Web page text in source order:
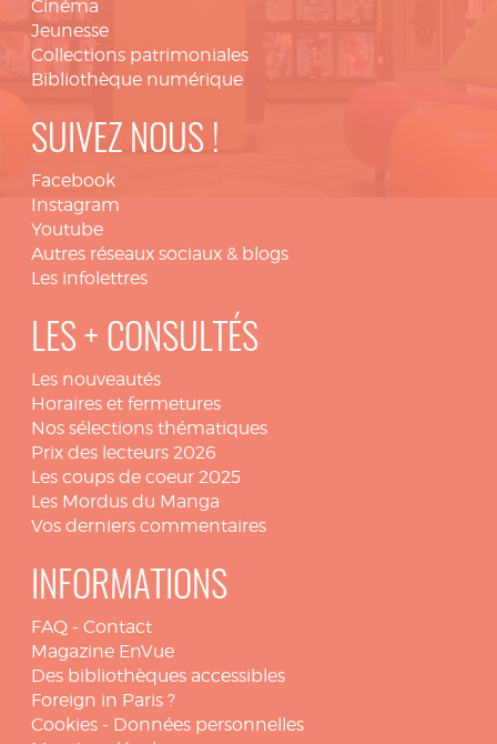
Cinéma
Jeunesse
Collections patrimoniales
Bibliothèque numérique
SUIVEZ NOUS !
Facebook
Instagram
Youtube
Autres réseaux sociaux & blogs
Les infolettres
LES + CONSULTÉS
Les nouveautés
Horaires et fermetures
Nos sélections thématiques
Prix des lecteurs 2026
Les coups de coeur 2025
Les Mordus du Manga
Vos derniers commentaires
INFORMATIONS
FAQ - Contact
Magazine EnVue
Des bibliothèques accessibles
Foreign in Paris ?
Cookies - Données personnelles